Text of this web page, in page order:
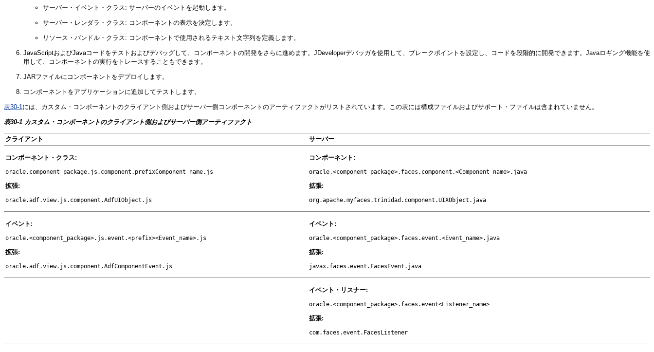
サーバー・イベント・クラス: サーバーのイベントを起動します。
サーバー・レンダラ・クラス: コンポーネントの表示を決定します。
リソース・バンドル・クラス: コンポーネントで使用されるテキスト文字列を定義します。
JavaScriptおよびJavaコードをテストおよびデバッグして、コンポーネントの開発をさらに進めます。JDeveloperデバッガを使用して、ブレークポイントを設定し、コードを段階的に開発できます。Javaロギング機能を使
用して、コンポーネントの実行をトレースすることもできます。
JARファイルにコンポーネントをデプロイします。
コンポーネントをアプリケーションに追加してテストします。
表30-1には、カスタム・コンポーネントのクライアント側およびサーバー側コンポーネントのアーティファクトがリストされています。この表には構成ファイルおよびサポート・ファイルは含まれていません。
表30-1 カスタム・コンポーネントのクライアント側およびサーバー側アーティファクト
クライアント サーバー
コンポーネント・ クラス:
oracle.component_package.js.component.prefixComponent_name.js
拡張:
oracle.adf.view.js.component.AdfUIObject.js
コンポーネント:
oracle.<component_package>.faces.component.<Component_name>.java
拡張:
org.apache.myfaces.trinidad.component.UIXObject.java
イベント:
oracle.<component_package>.js.event.<prefix><Event_name>.js
拡張:
oracle.adf.view.js.component.AdfComponentEvent.js
イベント:
oracle.<component_package>.faces.event.<Event_name>.java
拡張:
javax.faces.event.FacesEvent.java
イベント・リスナー:
oracle.<component_package>.faces.event<Listener_name>
拡張:
com.faces.event.FacesListener